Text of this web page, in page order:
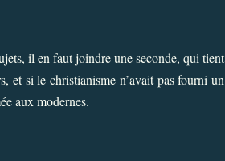
il en faut joindre une seconde, qui tient
et si le christianisme n’avait pas fourni un
aux modernes.